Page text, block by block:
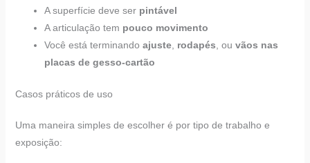
A superfície deve ser pintável
A articulação tem pouco movimento
Você está terminando ajuste, rodapés, ou vãos nas
placas de gesso-cartão
Casos práticos de uso
Uma maneira simples de escolher é por tipo de trabalho e
exposição: